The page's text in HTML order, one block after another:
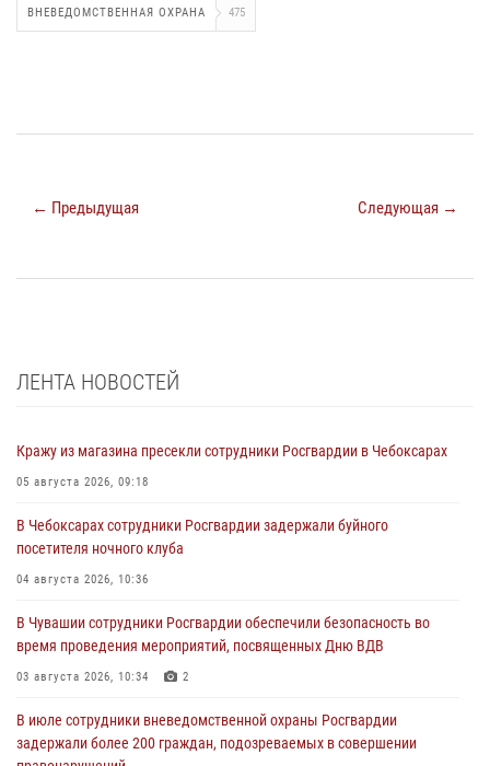
ВНЕВЕДОМСТВЕННАЯ ОХРАНА 475
← Предыдущая Следующая →
ЛЕНТА НОВОСТЕЙ
Кражу из магазина пресекли сотрудники Росгвардии в Чебоксарах
05 августа 2026, 09:18
В Чебоксарах сотрудники Росгвардии задержали буйного
посетителя ночного клуба
04 августа 2026, 10:36
В Чувашии сотрудники Росгвардии обеспечили безопасность во
время проведения мероприятий, посвященных Дню ВДВ
03 августа 2026, 10:34 2
В июле сотрудники вневедомственной охраны Росгвардии
задержали более 200 граждан, подозреваемых в совершении